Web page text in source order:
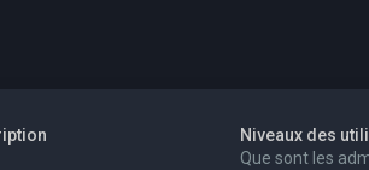
Niveaux des
Que sont les